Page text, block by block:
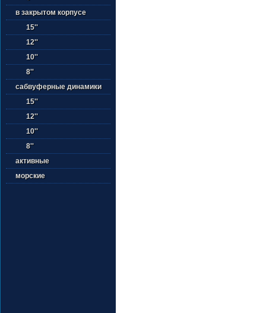
в закрытом корпусе
15''
12''
10''
8''
сабвуферные динамики
15''
12''
10''
8''
активные
морские